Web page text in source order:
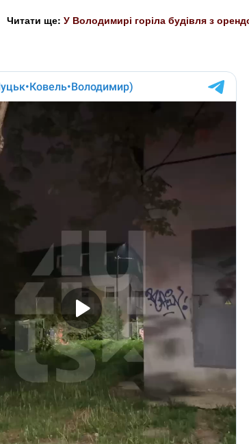
Читати ще: У Володимирі горіла будівля з